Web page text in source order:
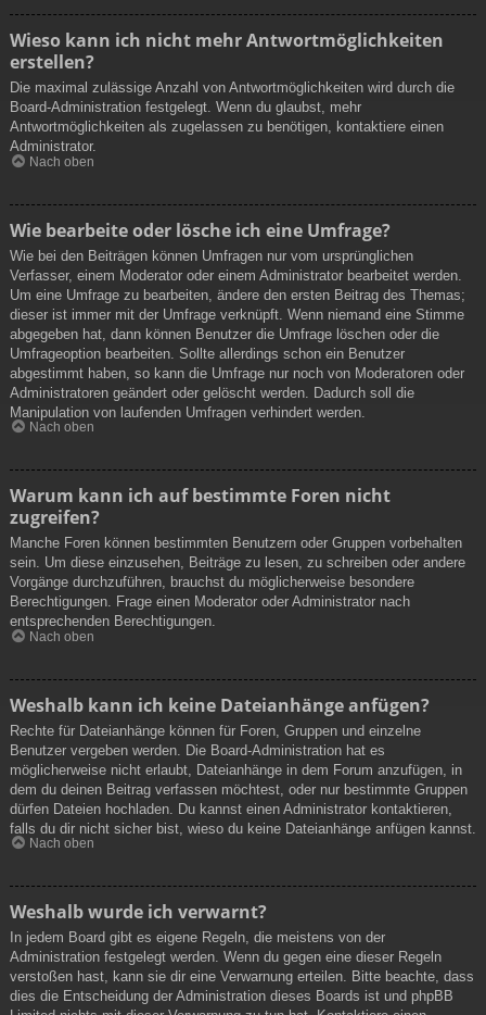
Wieso kann ich nicht mehr Antwortmöglichkeiten
erstellen?
Die maximal zulässige Anzahl von Antwortmöglichkeiten wird durch die
Board-Administration festgelegt. Wenn du glaubst, mehr
Antwortmöglichkeiten als zugelassen zu benötigen, kontaktiere einen
Administrator.
Nach oben
Wie bearbeite oder lösche ich eine Umfrage?
Wie bei den Beiträgen können Umfragen nur vom ursprünglichen
Verfasser, einem Moderator oder einem Administrator bearbeitet werden.
Um eine Umfrage zu bearbeiten, ändere den ersten Beitrag des Themas;
dieser ist immer mit der Umfrage verknüpft. Wenn niemand eine Stimme
abgegeben hat, dann können Benutzer die Umfrage löschen oder die
Umfrageoption bearbeiten. Sollte allerdings schon ein Benutzer
abgestimmt haben, so kann die Umfrage nur noch von Moderatoren oder
Administratoren geändert oder gelöscht werden. Dadurch soll die
Manipulation von laufenden Umfragen verhindert werden.
Nach oben
Warum kann ich auf bestimmte Foren nicht
zugreifen?
Manche Foren können bestimmten Benutzern oder Gruppen vorbehalten
sein. Um diese einzusehen, Beiträge zu lesen, zu schreiben oder andere
Vorgänge durchzuführen, brauchst du möglicherweise besondere
Berechtigungen. Frage einen Moderator oder Administrator nach
entsprechenden Berechtigungen.
Nach oben
Weshalb kann ich keine Dateianhänge anfügen?
Rechte für Dateianhänge können für Foren, Gruppen und einzelne
Benutzer vergeben werden. Die Board-Administration hat es
möglicherweise nicht erlaubt, Dateianhänge in dem Forum anzufügen, in
dem du deinen Beitrag verfassen möchtest, oder nur bestimmte Gruppen
dürfen Dateien hochladen. Du kannst einen Administrator kontaktieren,
falls du dir nicht sicher bist, wieso du keine Dateianhänge anfügen kannst.
Nach oben
Weshalb wurde ich verwarnt?
In jedem Board gibt es eigene Regeln, die meistens von der
Administration festgelegt werden. Wenn du gegen eine dieser Regeln
verstoßen hast, kann sie dir eine Verwarnung erteilen. Bitte beachte, dass
dies die Entscheidung der Administration dieses Boards ist und phpBB